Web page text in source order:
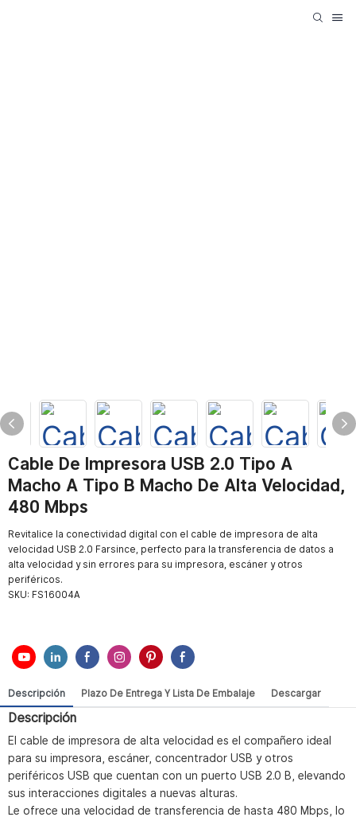
Cable De Impresora USB 2.0 Tipo A
Macho A Tipo B Macho De Alta Velocidad,
480 Mbps
Revitalice la conectividad digital con el cable de impresora de alta
velocidad USB 2.0 Farsince, perfecto para la transferencia de datos a
alta velocidad y sin errores para su impresora, escáner y otros
periféricos.
SKU: FS16004A
Descripción Plazo De Entrega Y Lista De Embalaje Descargar
Descripción
El cable de impresora de alta velocidad es el compañero ideal
para su impresora, escáner, concentrador USB y otros
periféricos USB que cuentan con un puerto USB 2.0 B, elevando
sus interacciones digitales a nuevas alturas.
Le ofrece una velocidad de transferencia de hasta 480 Mbps, lo